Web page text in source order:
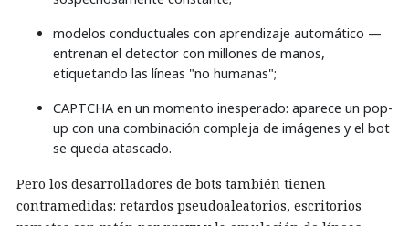
modelos conductuales con aprendizaje automático —
entrenan el detector con millones de manos,
etiquetando las líneas "no humanas";
CAPTCHA en un momento inesperado: aparece un pop-
up con una combinación compleja de imágenes y el bot
se queda atascado.
Pero los desarrolladores de bots también tienen
contramedidas: retardos pseudoaleatorios, escritorios